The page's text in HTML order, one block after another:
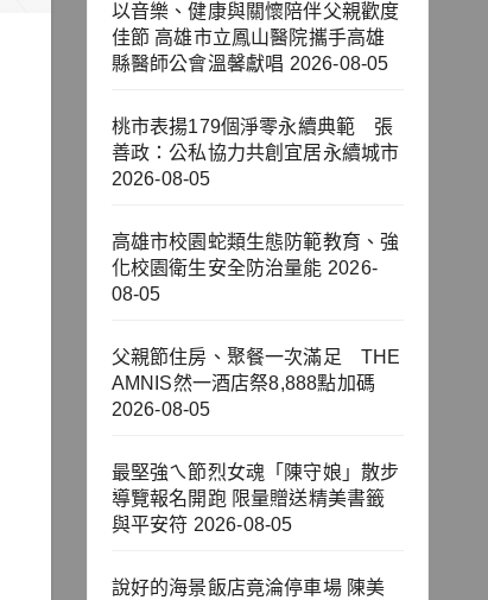
以音樂、健康與關懷陪伴父親歡度
佳節 高雄市立鳳山醫院攜手高雄
縣醫師公會溫馨獻唱 2026-08-05
桃市表揚179個淨零永續典範 張
善政：公私協力共創宜居永續城市
2026-08-05
高雄市校園蛇類生態防範教育、強
化校園衛生安全防治量能 2026-
08-05
父親節住房、聚餐一次滿足 THE
AMNIS然一酒店祭8,888點加碼
2026-08-05
最堅強ㄟ節烈女魂「陳守娘」散步
導覽報名開跑 限量贈送精美書籤
與平安符 2026-08-05
說好的海景飯店竟淪停車場 陳美